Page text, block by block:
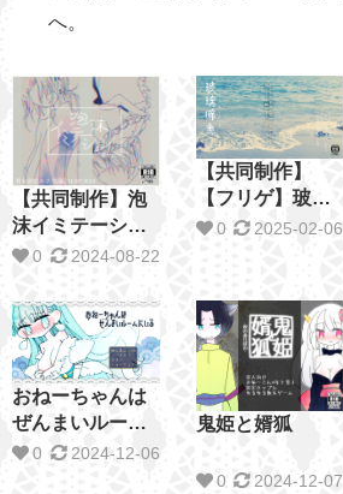
へ。
【共同制作】泡
沫イミテーショ
ン0 2024-08-22
【共同制作】
【フリゲ】玻璃
啼魚-グラス・マ
0 2025-02-06
おねーちゃんは
ぜんまいルーム
にいる
0 2024-12-06
鬼姫と婿狐
0 2024-12-07